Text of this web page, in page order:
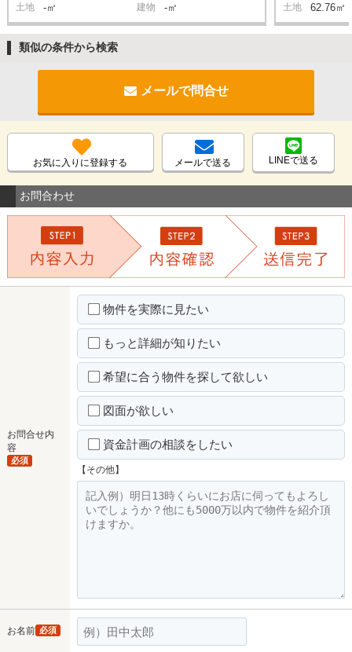
土地 -㎡ 建物 -㎡ 土地 62.76㎡
類似の条件から検索
メールで問合せ
お気に入りに登録する メールで送る LINEで送る
お問合わせ
お問合せ内
容
必須
物件を実際に見たい
もっと詳細が知りたい
希望に合う物件を探して欲しい
図面が欲しい
資金計画の相談をしたい
【その他】
お名前 必須